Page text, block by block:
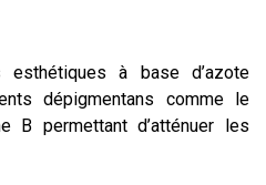
à base d’azote
dépigmentans comme le
B permettant d’atténuer les